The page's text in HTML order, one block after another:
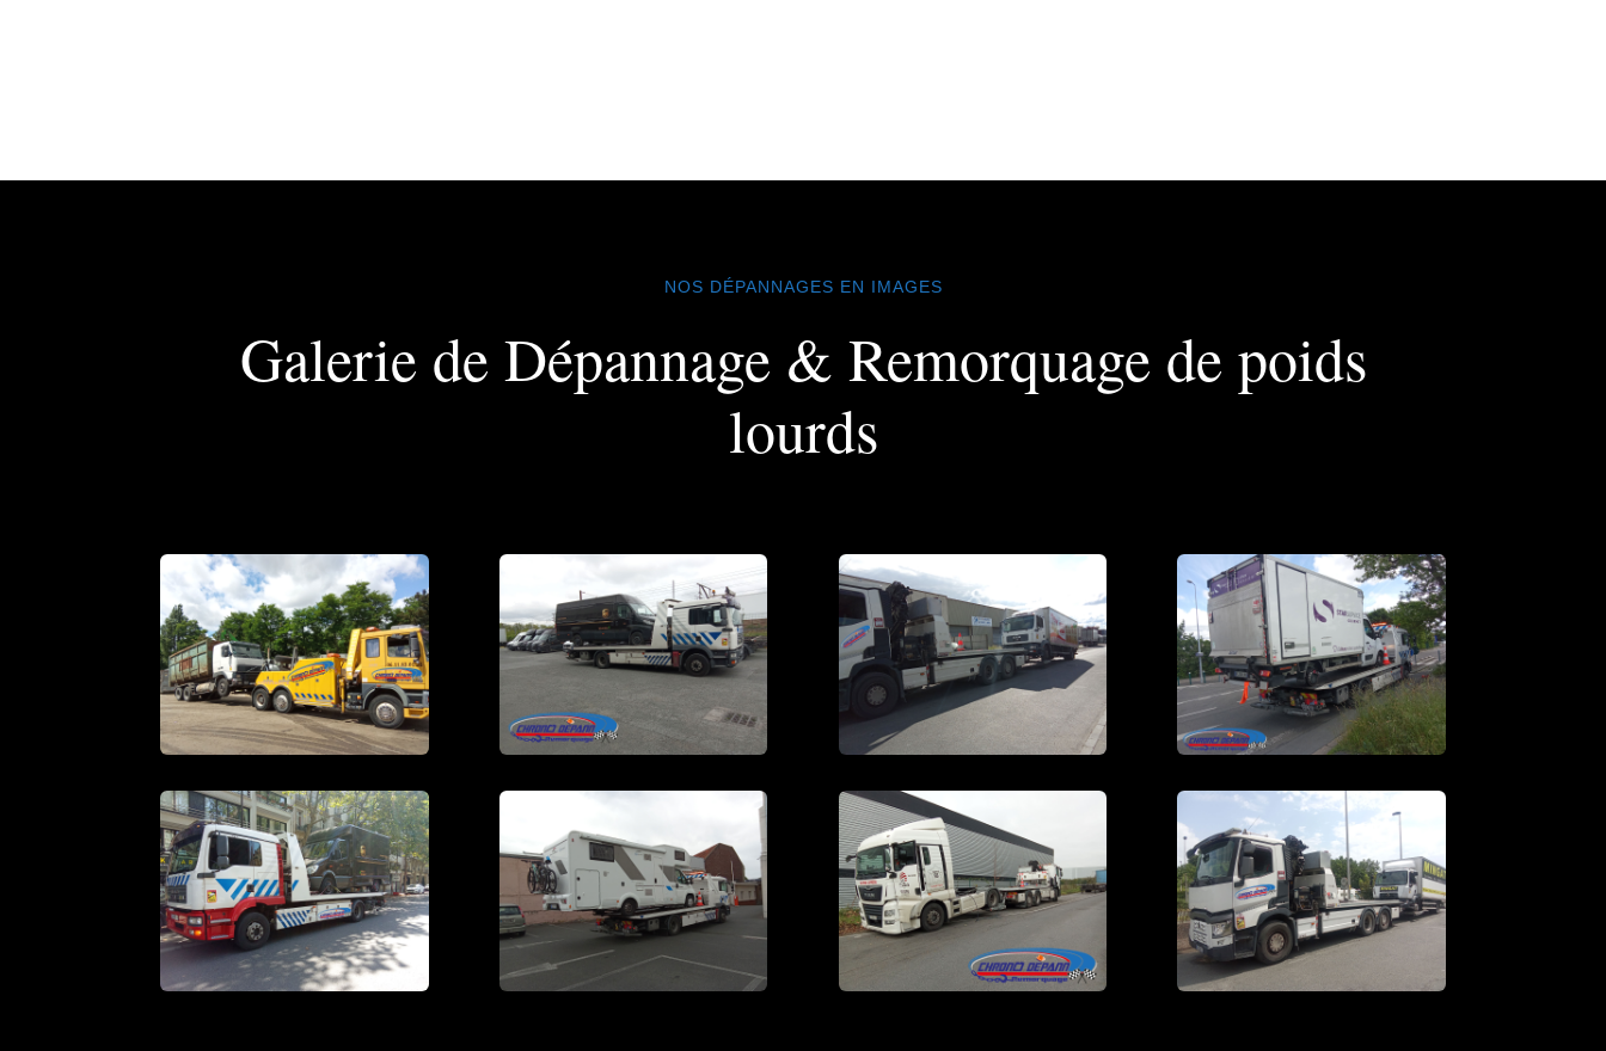
NOS DÉPANNAGES EN IMAGES
Galerie de Dépannage & Remorquage de poids
lourds